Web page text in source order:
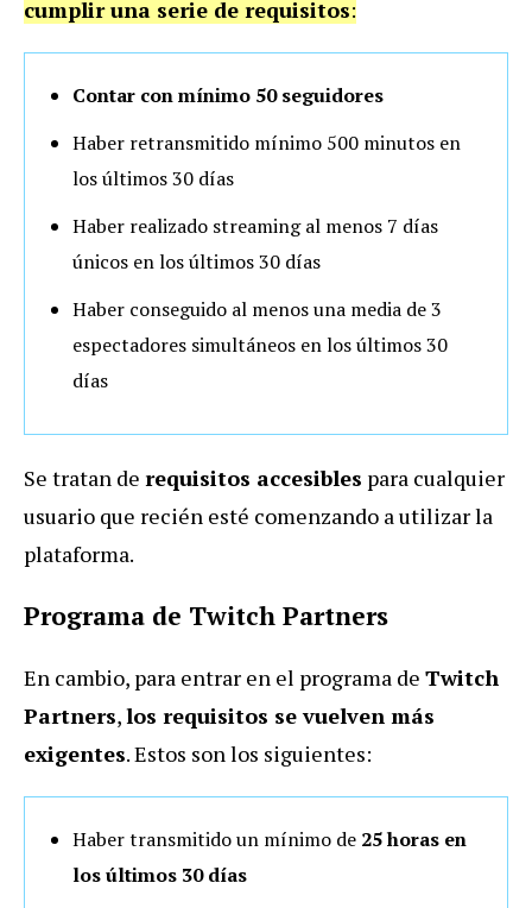
cumplir una serie de requisitos:
Contar con mínimo 50 seguidores
Haber retransmitido mínimo 500 minutos en
los últimos 30 días
Haber realizado streaming al menos 7 días
únicos en los últimos 30 días
Haber conseguido al menos una media de 3
espectadores simultáneos en los últimos 30
días
Se tratan de requisitos accesibles para cualquier
usuario que recién esté comenzando a utilizar la
plataforma.
Programa de Twitch Partners
En cambio, para entrar en el programa de Twitch
Partners,los requisitos se vuelven más
exigentes. Estos son los siguientes:
Haber transmitido un mínimo de 25 horas en
los últimos 30 días